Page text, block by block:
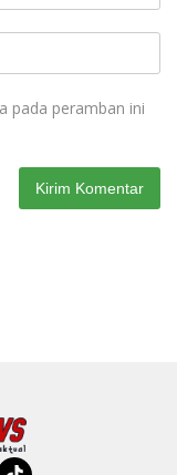
pada peramban ini